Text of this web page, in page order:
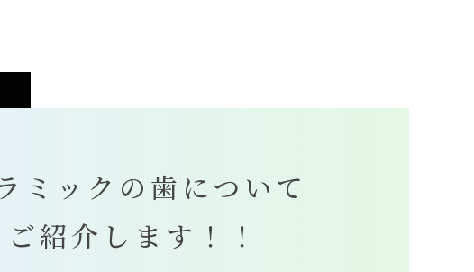
ミックの歯について
ご紹介します！！